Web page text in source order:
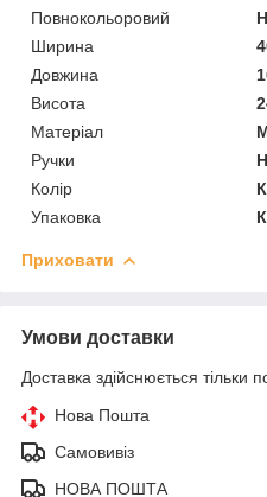
Повнокольоровий
Ширина
Довжина
Висота
Матеріал
Ручки
Колір
Упаковка
Приховати
Умови доставки
Доставка здійснюється тільки
Нова Пошта
Самовивіз
НОВА ПОШТА